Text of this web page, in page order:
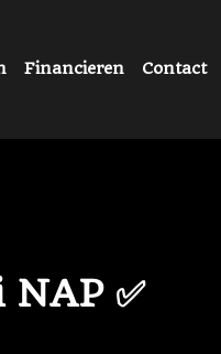
Financieren Contact
✅